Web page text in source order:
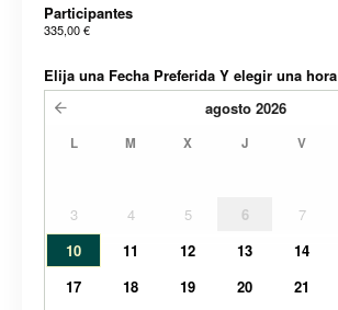
Participantes
335,00 €
Elija una Fecha Preferida Y elegir una hora
agosto 2026
L M X J V
3
4 5 6 7
10
11 12 13 14
17
18 19 20 21